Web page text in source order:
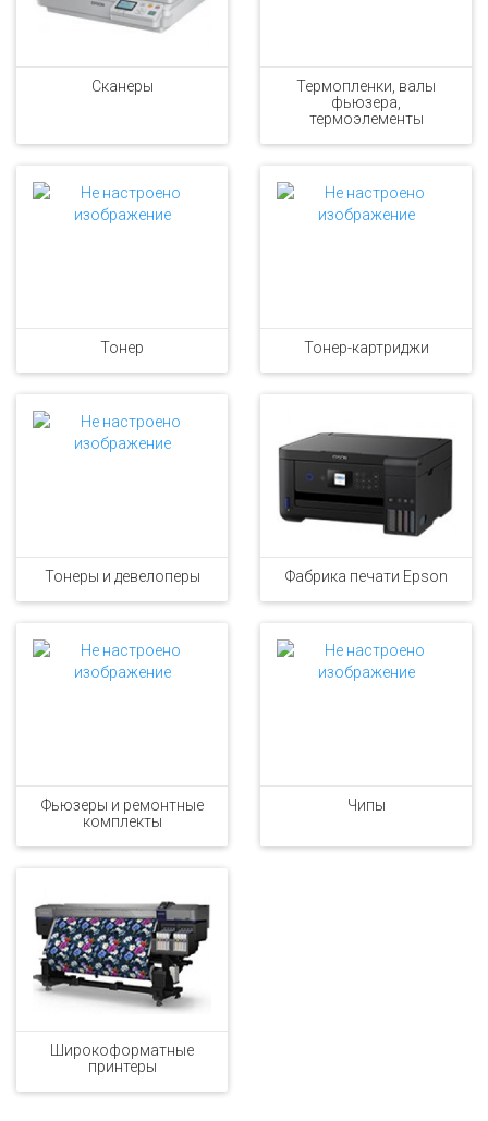
Сканеры
Термопленки, валы
фьюзера,
термоэлементы
Тонер Тонер-картриджи
Тонеры и девелоперы Фабрика печати Epson
Фьюзеры и ремонтные
комплекты
Чипы
Широкоформатные
принтеры